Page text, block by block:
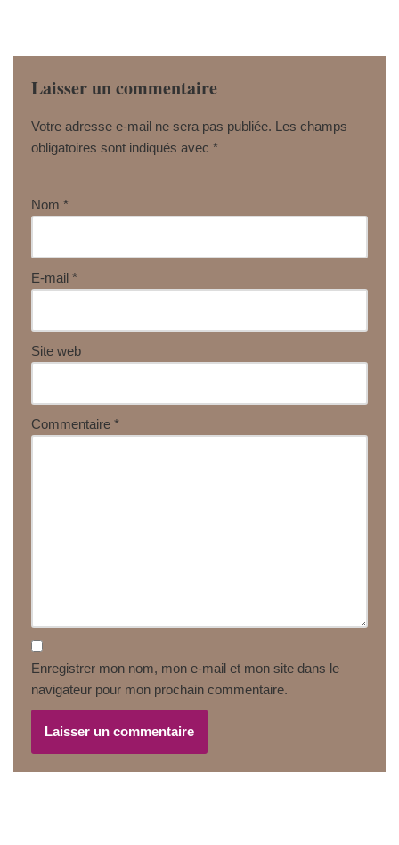
Laisser un commentaire
Votre adresse e-mail ne sera pas publiée. Les champs
obligatoires sont indiqués avec *
Nom *
E-mail *
Site web
Commentaire *
Enregistrer mon nom, mon e-mail et mon site dans le
navigateur pour mon prochain commentaire.